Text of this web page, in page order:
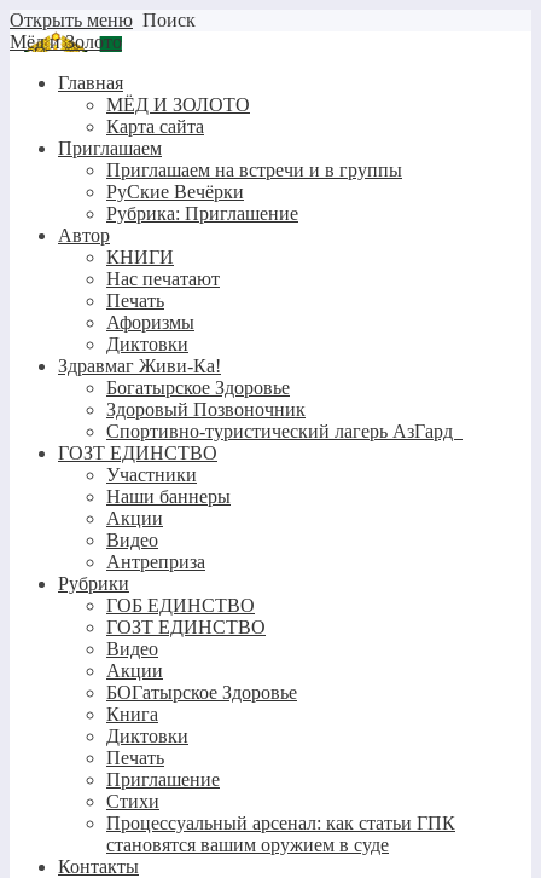
Открыть меню Поиск
Мёд и Золото
Главная
МЁД И ЗОЛОТО
Карта сайта
Приглашаем
Приглашаем на встречи и в группы
РуСкие Вечёрки
Рубрика: Приглашение
Автор
КНИГИ
Нас печатают
Печать
Афоризмы
Диктовки
Здравмаг Живи-Ка!
Богатырское Здоровье
Здоровый Позвоночник
Спортивно-туристический лагерь АзГард
ГОЗТ ЕДИНСТВО
Участники
Наши баннеры
Акции
Видео
Антреприза
Рубрики
ГОБ ЕДИНСТВО
ГОЗТ ЕДИНСТВО
Видео
Акции
БОГатырское Здоровье
Книга
Диктовки
Печать
Приглашение
Стихи
Процессуальный арсенал: как статьи ГПК
становятся вашим оружием в суде
Контакты